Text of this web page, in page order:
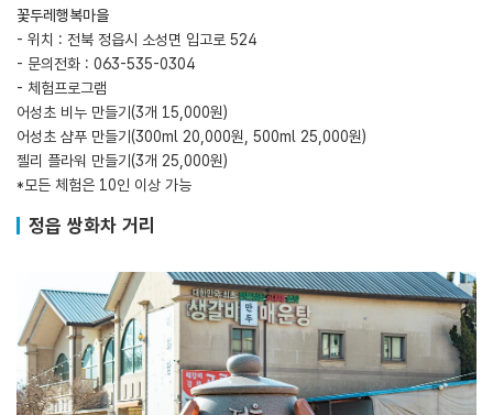
꽃두레행복마을
- 위치 : 전북 정읍시 소성면 입고로 524
- 문의전화 : 063-535-0304
- 체험프로그램
어성초 비누 만들기(3개 15,000원)
어성초 샴푸 만들기(300ml 20,000원, 500ml 25,000원)
젤리 플라워 만들기(3개 25,000원)
*모든 체험은 10인 이상 가능
정읍 쌍화차 거리